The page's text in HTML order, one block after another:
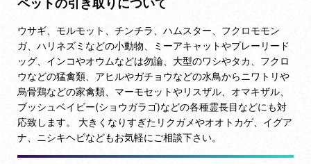
ペットの引き取りについて
ウサギ、モルモット、チンチラ、ハムスター、フクロモモン
ガ、ハリネズミなどの小動物、ミーアキャットやプレーリード
ッグ、インコやオウムなどは勿論、大型のワシやタカ、フクロ
ウなどの猛禽類、アヒルやガチョウなどの水鳥からニワトリや
烏骨鶏などの家禽類、マーモセットやリスザル、オマキザル、
ブッシュベイビー(ショウガラゴ)などの各種霊長目などにも対
応致します。 大きくなりすぎたリクガメやオオトカゲ、イグア
ナ、ニシキヘビなどもお気軽にご相談下さい。